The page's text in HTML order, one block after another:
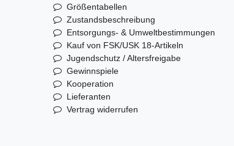
Größentabellen
Zustandsbeschreibung
Entsorgungs- & Umweltbestimmungen
Kauf von FSK/USK 18-Artikeln
Jugendschutz / Altersfreigabe
Gewinnspiele
Kooperation
Lieferanten
Vertrag widerrufen